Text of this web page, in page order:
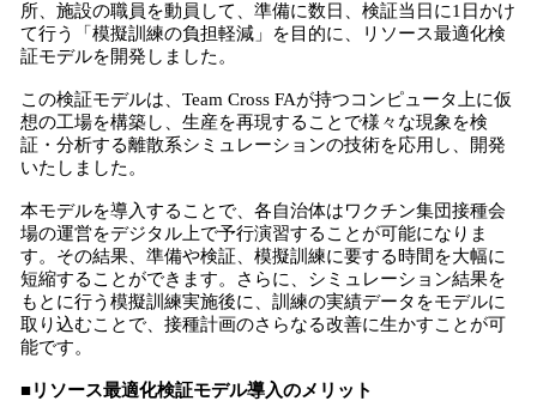
所、施設の職員を動員して、準備に数日、検証当日に1日かけ
て行う「模擬訓練の負担軽減」を目的に、リソース最適化検
証モデルを開発しました。
この検証モデルは、Team Cross FAが持つコンピュータ上に仮
想の工場を構築し、生産を再現することで様々な現象を検
証・分析する離散系シミュレーションの技術を応用し、開発
いたしました。
本モデルを導入することで、各自治体はワクチン集団接種会
場の運営をデジタル上で予行演習することが可能になりま
す。その結果、準備や検証、模擬訓練に要する時間を大幅に
短縮することができます。さらに、シミュレーション結果を
もとに行う模擬訓練実施後に、訓練の実績データをモデルに
取り込むことで、接種計画のさらなる改善に生かすことが可
能です。
■リソース最適化検証モデル導入のメリット